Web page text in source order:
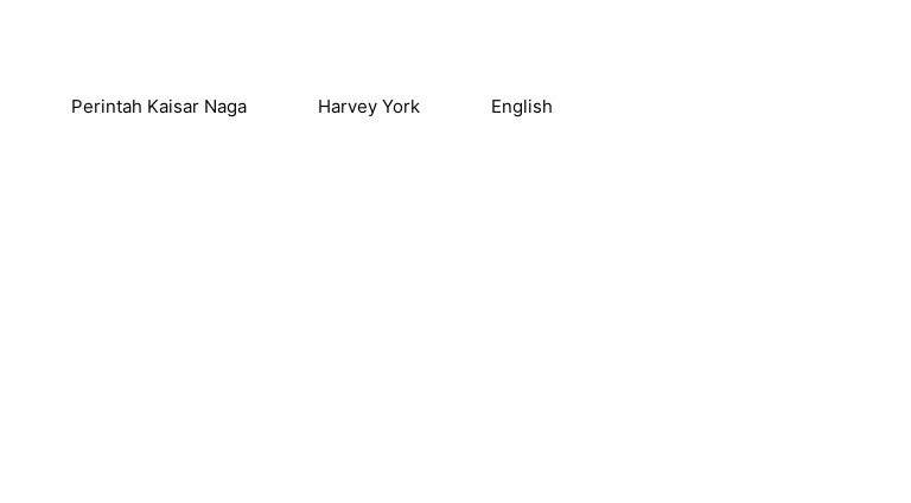
Perintah Kaisar Naga Harvey York English